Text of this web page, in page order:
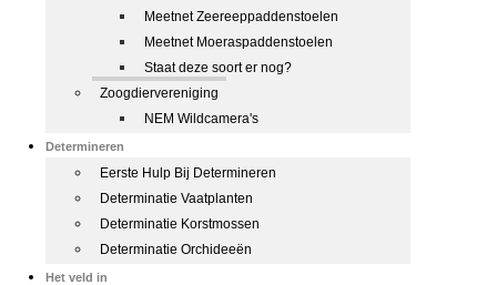
Meetnet Zeereeppaddenstoelen
Meetnet Moeraspaddenstoelen
Staat deze soort er nog?
Zoogdiervereniging
NEM Wildcamera's
Determineren
Eerste Hulp Bij Determineren
Determinatie Vaatplanten
Determinatie Korstmossen
Determinatie Orchideeën
Het veld in